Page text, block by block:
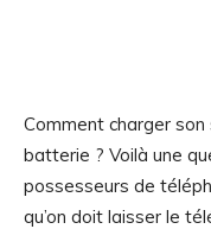
Comment charger
batterie ? Voilà une
possesseurs de
qu’on doit laisser le